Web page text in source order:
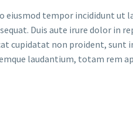
tempor incididunt ut
Duis aute irure dolor in
cupidatat non proident, sunt
laudantium, totam rem